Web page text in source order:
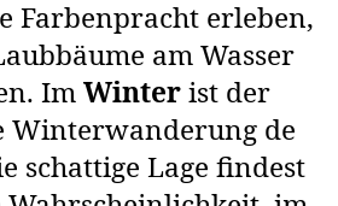
Farbenpracht erleben,
am Wasser
Im Winter ist der
Winterwanderung de
schattige Lage findest